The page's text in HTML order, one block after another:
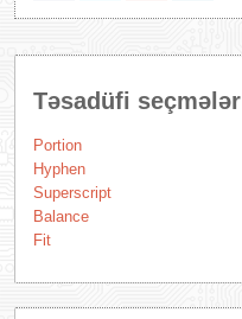
Təsadüfi seçmələr
Portion
Hyphen
Superscript
Balance
Fit